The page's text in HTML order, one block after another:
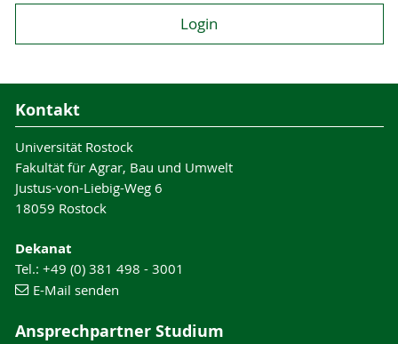
Kontakt
Universität Rostock
Fakultät für Agrar, Bau und Umwelt
Justus-von-Liebig-Weg 6
18059 Rostock
Dekanat
Tel.: +49 (0) 381 498 - 3001
E-Mail senden
Ansprechpartner Studium